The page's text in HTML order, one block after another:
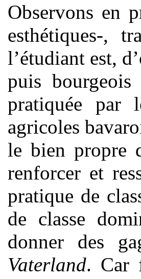
Observons en
esthétiques-,
l’étudiant est,
puis
pratiquée par
agricoles
le bien propre
renforcer et
pratique de
de classe
donner des
Vaterland. Car